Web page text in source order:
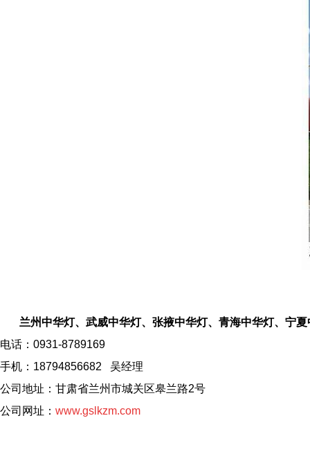
兰州中华灯、武威中华灯、张掖中华灯、青海中华灯、宁
电话：0931-8789169
手机：18794856682 吴经理
公司地址：甘肃省兰州市城关区皋兰路2号
公司网址： www.gslkzm.com